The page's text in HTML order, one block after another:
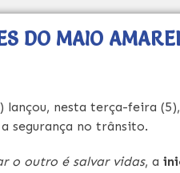
DO MAIO
lançou, nesta terça-feira
segurança no trânsito.
o outro é salvar vidas, a